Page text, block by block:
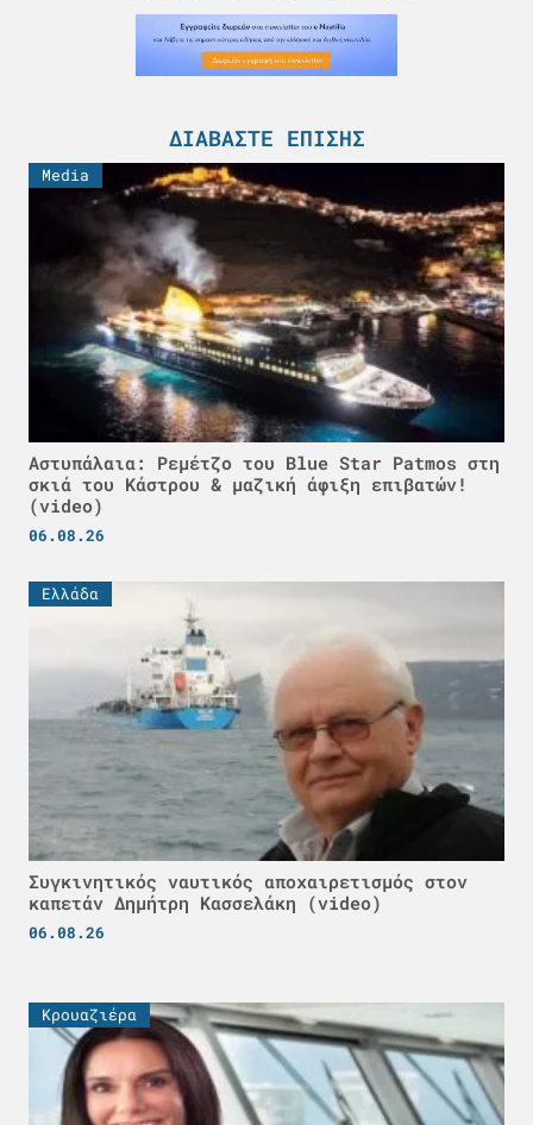
ΔΙΑΒΆΣΤΕ ΕΠΊΣΗΣ
Media
Αστυπάλαια: Ρεμέτζο του Blue Star Patmos στη
σκιά του Κάστρου & μαζική άφιξη επιβατών!
(video)
06.08.26
Ελλάδα
Συγκινητικός ναυτικός αποχαιρετισμός στον
καπετάν Δημήτρη Κασσελάκη (video)
06.08.26
Κρουαζιέρα